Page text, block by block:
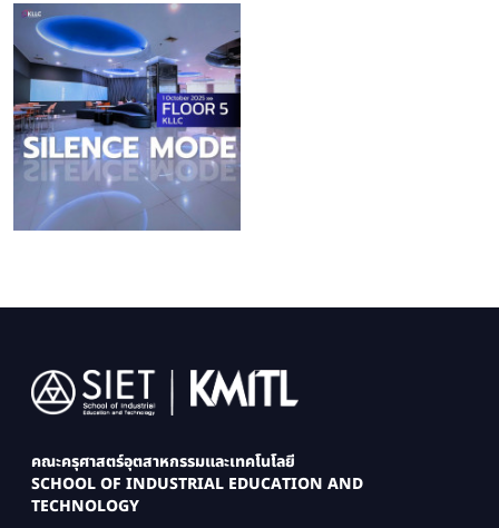
Image
คณะครุศาสตร์อุตสาหกรรมและเทคโนโลยี
SCHOOL OF INDUSTRIAL EDUCATION AND
TECHNOLOGY